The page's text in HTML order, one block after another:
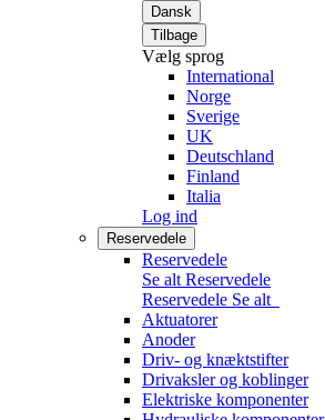
Dansk
Tilbage
Vælg sprog
International
Norge
Sverige
UK
Deutschland
Finland
Italia
Log ind
Reservedele
Reservedele
Se alt Reservedele
Reservedele Se alt
Aktuatorer
Anoder
Driv- og knæktstifter
Drivaksler og koblinger
Elektriske komponenter